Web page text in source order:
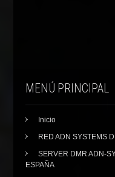
MENÚ PRINCIPAL
Inicio
RED ADN SYSTEMS
SERVER DMR ADN-
ESPAÑA